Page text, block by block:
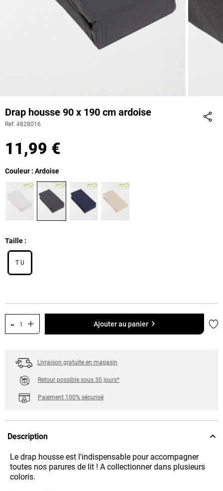
Drap housse 90 x 190 cm ardoise
Ref. 4828016
11,99 €
Couleur : Ardoise
Taille
T U
- + Ajouter au panier
Livraison gratuite en magasin
Retour possible sous 30 jours*
Paiement 100% sécurisé
Description
Le drap housse est l'indispensable pour accompagner
toutes nos parures de lit ! A collectionner dans plusieurs
coloris.